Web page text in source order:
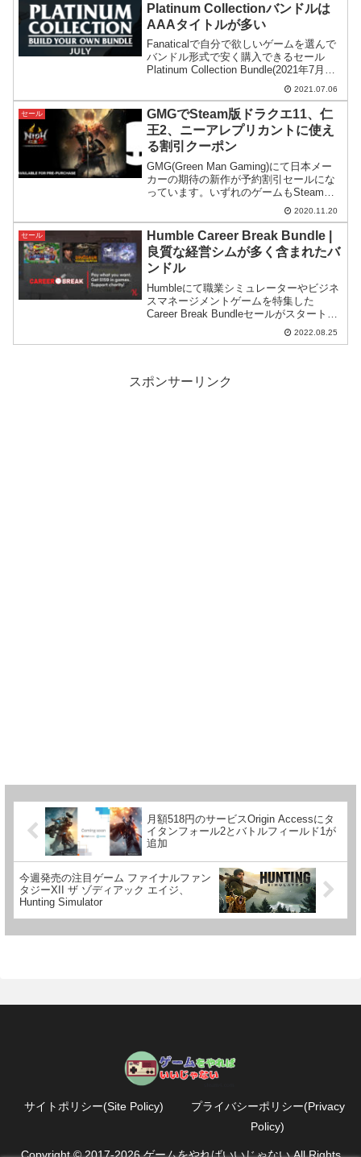
Platinum Collectionバンドルは
AAAタイトルが多い
Fanaticalで自分で欲しいゲームを選んで
バンドル形式で安く購入できるセール
Platinum Collection Bundle(2021年7月度)
がスタート。今回もお買い得内容でAAA
タイトルが含まれているのが特徴です。
2021.07.06
セール
GMGでSteam版ドラクエ11、仁
王2、ニーアレプリカントに使え
る割引クーポン
GMG(Green Man Gaming)にて日本メー
カーの期待の新作が予約割引セールにな
っています。いずれのゲームもSteamで
購入するよりも安いのでおすすめですが
仁王2についてはちょっと気になる点もあ
ります。
2020.11.20
セール
Humble Career Break Bundle |
良質な経営シムが多く含まれたバ
ンドル
Humbleにて職業シミュレーターやビジネ
スマネージメントゲームを特集した
Career Break Bundleセールがスタート。
Steamで比較的評価が高めで個性的なゲ
ームが集められたバンドルセールです。
2022.08.25
スポンサーリンク
月額518円のサービスOrigin Accessにタ
イタンフォール2とバトルフィールド1が
追加
今週発売の注目ゲーム ファイナルファン
タジーXII ザ ゾディアック エイジ、
Hunting Simulator
サイトポリシー(Site Policy)
プライバシーポリシー(Privacy
Policy)